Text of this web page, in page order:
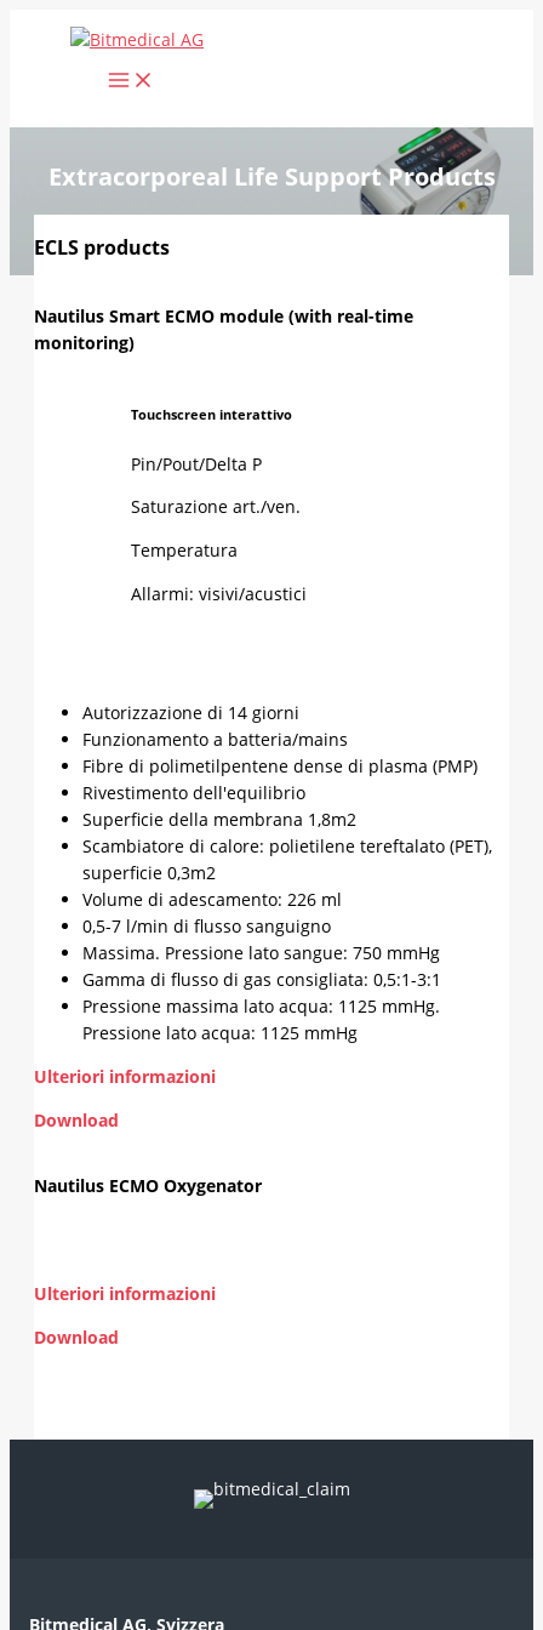
Extracorporeal Life Support Products
ECLS products
Nautilus Smart ECMO module (with real-time
monitoring)
Touchscreen interattivo
Pin/Pout/Delta P
Saturazione art./ven.
Temperatura
Allarmi: visivi/acustici
Autorizzazione di 14 giorni
Funzionamento a batteria/mains
Fibre di polimetilpentene dense di plasma (PMP)
Rivestimento dell'equilibrio
Superficie della membrana 1,8m2
Scambiatore di calore: polietilene tereftalato (PET),
superficie 0,3m2
Volume di adescamento: 226 ml
0,5-7 l/min di flusso sanguigno
Massima. Pressione lato sangue: 750 mmHg
Gamma di flusso di gas consigliata: 0,5:1-3:1
Pressione massima lato acqua: 1125 mmHg.
Pressione lato acqua: 1125 mmHg
Ulteriori informazioni
Download
Nautilus ECMO Oxygenator
Ulteriori informazioni
Download
Bitmedical AG, Svizzera